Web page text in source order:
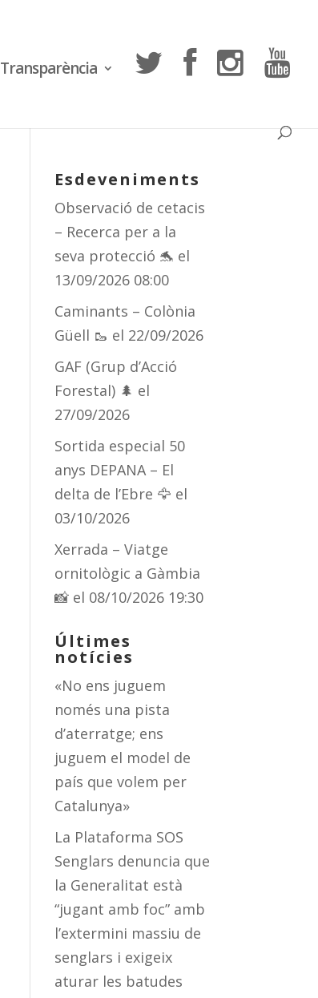
Transparència
Esdeveniments
Observació de cetacis
– Recerca per a la
seva protecció 🐬 el
13/09/2026 08:00
Caminants – Colònia
Güell 🥾 el 22/09/2026
GAF (Grup d’Acció
Forestal) 🌲 el
27/09/2026
Sortida especial 50
anys DEPANA – El
delta de l’Ebre 🦅 el
03/10/2026
Xerrada – Viatge
ornitològic a Gàmbia
📸 el 08/10/2026 19:30
Últimes
notícies
«No ens juguem
només una pista
d’aterratge; ens
juguem el model de
país que volem per
Catalunya»
La Plataforma SOS
Senglars denuncia que
la Generalitat està
“jugant amb foc” amb
l’extermini massiu de
senglars i exigeix
aturar les batudes